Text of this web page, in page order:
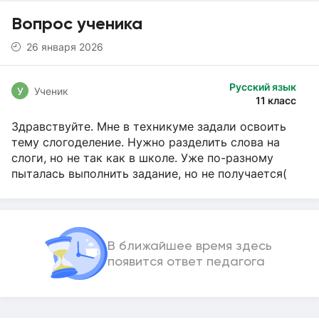
Вопрос ученика
26 января 2026
Русский язык
11 класс
У Ученик
Здравствуйте. Мне в техникуме задали освоить
тему слогоделение. Нужно разделить слова на
слоги, но не так как в школе. Уже по-разному
пыталась выполнить задание, но не получается(
В ближайшее время здесь
появится ответ педагога